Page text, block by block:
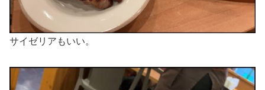
サイゼリアもいい。